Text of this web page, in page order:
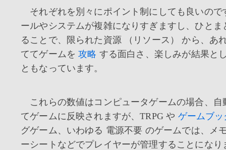
それぞれを別々にポイント制にしても良いので
ールやシステムが複雑になりすぎますし、ひとま
ることで、限られた資源 （リソース） から、あ
ててゲームを攻略 する面白さ、楽しみが結果と
ともなっています。
これらの数値はコンピュータゲームの場合、自
てゲームに反映されますが、TRPG や ゲームブッ
グゲーム、いわゆる 電源不要 のゲームでは、メ
ーシートなどでプレイヤーが管理することになり